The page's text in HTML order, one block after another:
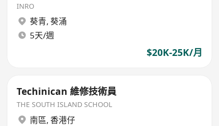
INRO
葵青, 葵涌
5天/週
$20K-25K/月
Techinican 維修技術員
THE SOUTH ISLAND SCHOOL
南區, 香港仔